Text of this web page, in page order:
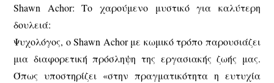
Shawn Achor: Το χαρούμενο μυστικό για καλύτερη
δουλειά:
Ψυχολόγος, ο Shawn Achor με κωμικό τρόπο παρουσιάζει
μια διαφορετική πρόσληψη της εργασιακής ζωής μας.
Όπως υποστηρίζει «στην πραγματικότητα η ευτυχία